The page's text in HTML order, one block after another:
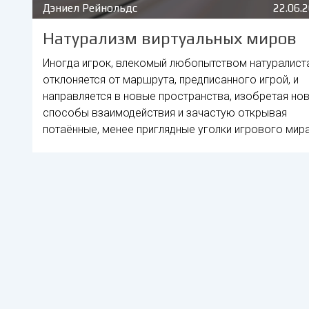
Дэниел Рейнольдс
Натурализм виртуальных миров
Иногда игрок, влекомый любопытством
отклоняется от маршрута, предписанного игрой, и
направляется в новые пространства, изобретая
способы взаимодействия и зачастую открывая
потаённые, менее приглядные уголки игрового